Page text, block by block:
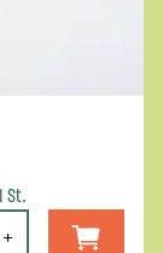
St.
+